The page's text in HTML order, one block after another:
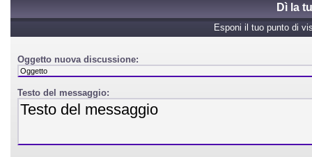
Dì la
Esponi il tuo punto di
Oggetto nuova discussione:
Testo del messaggio: